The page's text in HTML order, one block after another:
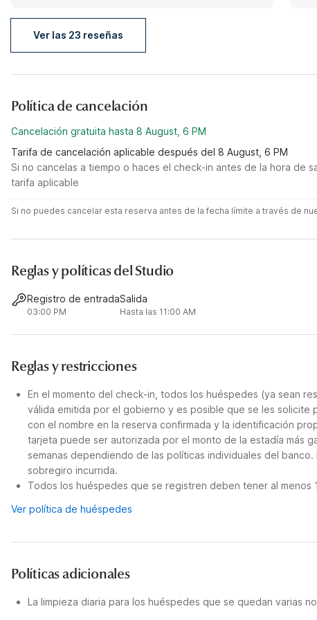
Ver las 23 reseñas
Política de cancelación
Cancelación gratuita hasta 8 August, 6 PM
Tarifa de cancelación aplicable después del 8 August, 6 PM
Si no cancelas a tiempo o haces el check-in antes de la hora de
tarifa aplicable
Si no puedes cancelar esta reserva antes de la fecha límite a través de
Reglas y políticas del Studio
Registro de entrada
03:00 PM
Salida
Hasta las 11:00 AM
Reglas y restricciones
En el momento del check-in, todos los huéspedes (ya sean
válida emitida por el gobierno y es posible que se les
con el nombre en la reserva confirmada y la identificación
tarjeta puede ser autorizada por el monto de la estadía más
semanas dependiendo de las políticas individuales del
sobregiro incurrida.
Todos los huéspedes que se registren deben tener al
Ver política de huéspedes
Políticas adicionales
La limpieza diaria para los huéspedes que se quedan varias